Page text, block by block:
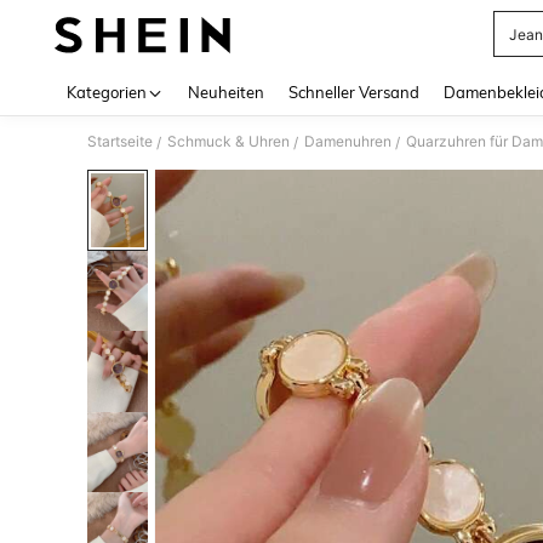
Kategorien Neuheiten Schneller Versand
Startseite / Schmuck & Uhren / Damenuhren / Quarzuhren für